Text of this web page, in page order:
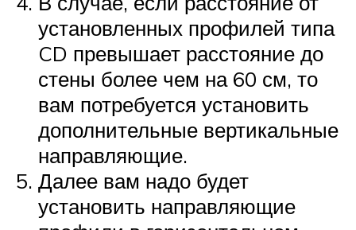
установленных профилей типа
CD превышает расстояние до
стены более чем на 60 см, то
вам потребуется установить
дополнительные вертикальные
направляющие.
Далее вам надо будет
установить направляющие